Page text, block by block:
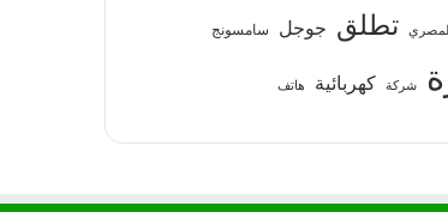
المصري تطلق جوجل سامسونج
شركة كهربائية هاتف